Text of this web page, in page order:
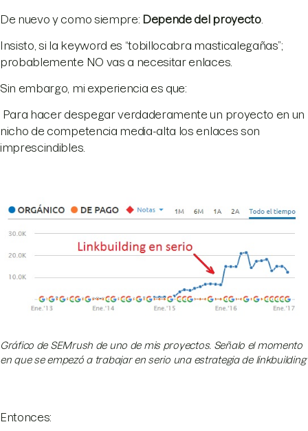
De nuevo y como siempre: Depende del proyecto.
Insisto, si la keyword es “tobillocabra masticalegañas”;
probablemente NO vas a necesitar enlaces.
Sin embargo, mi experiencia es que:
Para hacer despegar verdaderamente un proyecto en un
nicho de competencia media-alta los enlaces son
imprescindibles.
Gráfico de SEMrush de uno de mis proyectos. Señalo el momento
en que se empezó a trabajar en serio una estrategia de linkbuilding
Entonces: